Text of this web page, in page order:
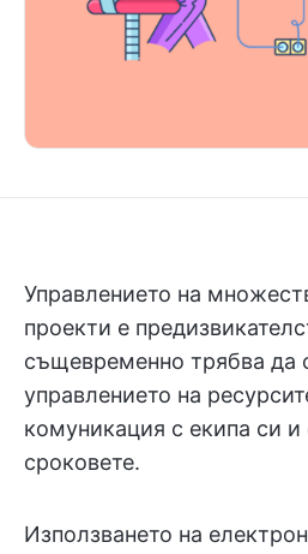
Управлението на
проекти е
същевременно трябва да
управлението на
комуникация с екипа си и
сроковете.
Използването на